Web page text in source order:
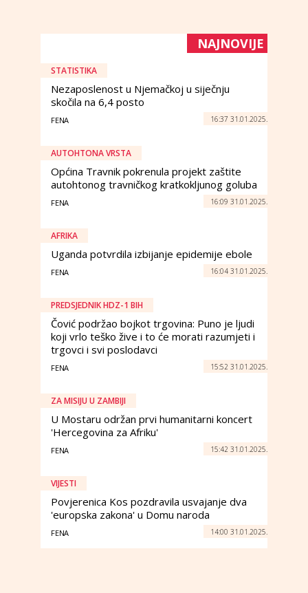
NAJNOVIJE
STATISTIKA
Nezaposlenost u Njemačkoj u siječnju
skočila na 6,4 posto
FENA 16:37 31.01.2025.
AUTOHTONA VRSTA
Općina Travnik pokrenula projekt zaštite
autohtonog travničkog kratkokljunog goluba
FENA 16:09 31.01.2025.
AFRIKA
Uganda potvrdila izbijanje epidemije ebole
FENA 16:04 31.01.2025.
PREDSJEDNIK HDZ-1 BIH
Čović podržao bojkot trgovina: Puno je ljudi
koji vrlo teško žive i to će morati razumjeti i
trgovci i svi poslodavci
FENA 15:52 31.01.2025.
ZA MISIJU U ZAMBIJI
U Mostaru održan prvi humanitarni koncert
'Hercegovina za Afriku'
FENA 15:42 31.01.2025.
VIJESTI
Povjerenica Kos pozdravila usvajanje dva
'europska zakona' u Domu naroda
FENA 14:00 31.01.2025.